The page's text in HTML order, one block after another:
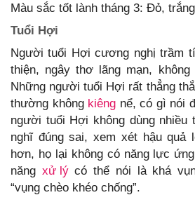
Màu sắc tốt lành tháng 3: Đỏ,
Tuổi Hợi
Người tuổi Hợi cương nghị trầm
thiện, ngây thơ lãng mạn,
Những người tuổi Hợi rất thẳng
thường không kiêng nể, có gì nói
người tuổi Hợi không dùng nhiều
nghĩ đúng sai, xem xét hậu quả
hơn, họ lại không có năng lực
năng xử lýcó thể nói là khá
“vụng chèo khéo chống”.